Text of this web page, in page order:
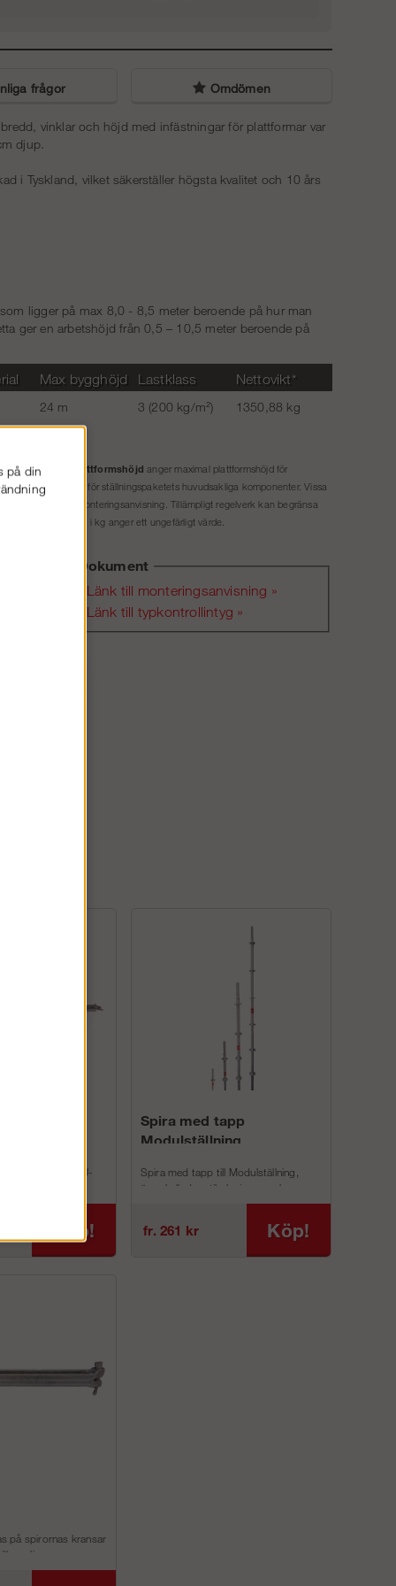
7 480 kr
49 988 kr
frågor Omdömen
vinklar och höjd med infästningar för plattformar var
djup.
i Tyskland, vilket säkerställer högsta kvalitet och 10 års
ligger på max 8,0 - 8,5 meter beroende på hur man
ger en arbetshöjd från 0,5 – 10,5 meter beroende på
Max bygghöjd Lastklass Nettovikt*
24 m 3 (200 kg/m²) 1350,88 kg
exkl. tillval. Plattformshöjd anger maximal plattformshöjd för
material som gäller för ställningspaketets huvudsakliga komponenter. Vissa
tillåten höjd enligt monteringsanvisning. Tillämpligt regelverk kan begränsa
Tillåten belastning i kg anger ett ungefärligt värde.
Dokument
Länk till monteringsanvisning »
Länk till typkontrollintyg »
tillsammans med U-
lyfts ur sin infästning.
Köp!
Spira med tapp
Modulställning
Spira med tapp till Modulställning,
även kallad vertikalspira, vars kransar
används för infästning av
fr. 261 kr Köp!
på spirornas kransar
sedan i U-profilen
på din